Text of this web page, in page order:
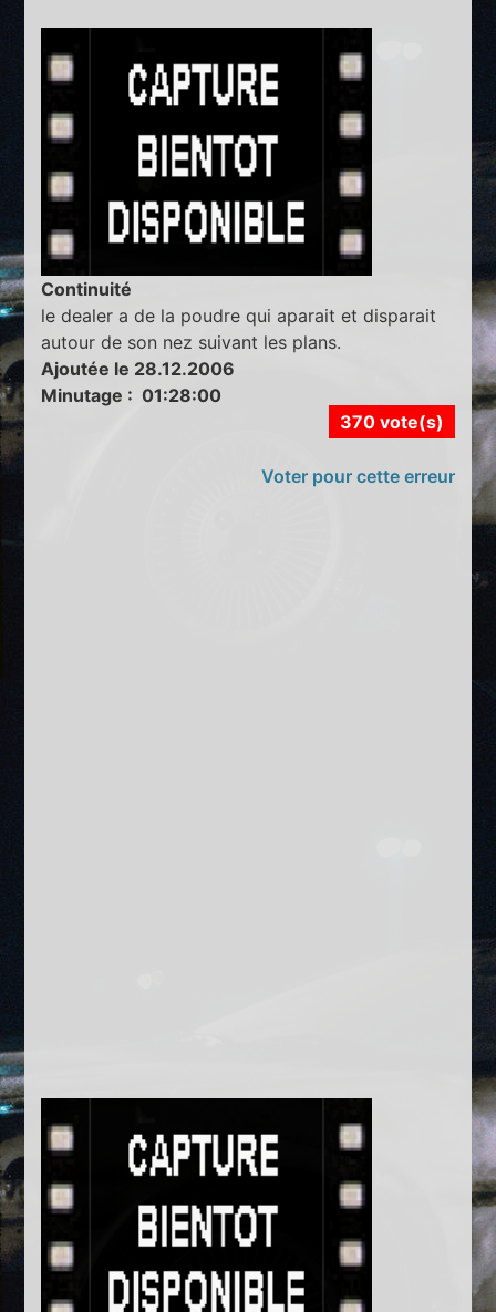
Continuité
le dealer a de la poudre qui aparait et disparait
autour de son nez suivant les plans.
Ajoutée le 28.12.2006
Minutage : 01:28:00
370 vote(s)
Voter pour cette erreur